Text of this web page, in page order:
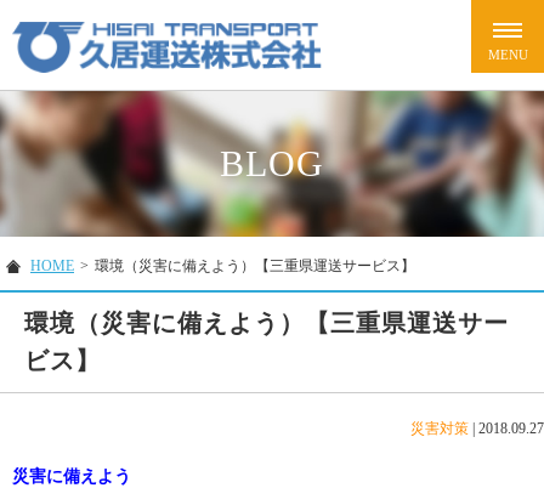
BLOG
HOME > 環境（災害に備えよう）【三重県運送サービス】
環境（災害に備えよう）【三重県運送サー
ビス】
災害対策 2018.09.27
災害に備えよう